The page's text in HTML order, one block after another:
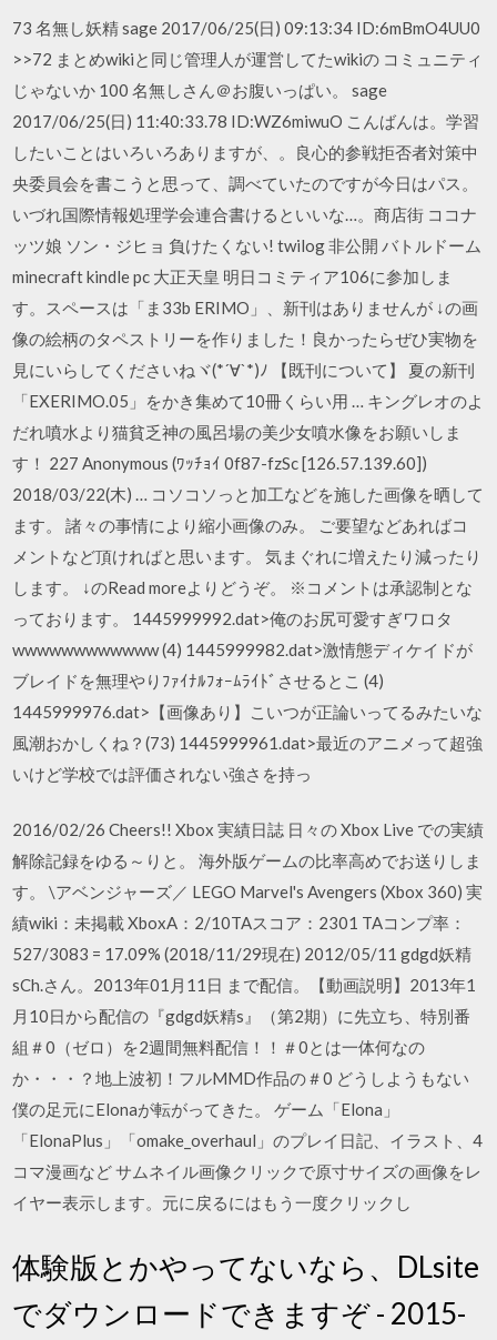
73 名無し妖精 sage 2017/06/25(日) 09:13:34 ID:6mBmO4UU0
>>72 まとめwikiと同じ管理人が運営してたwikiの コミュニティ
じゃないか 100 名無しさん＠お腹いっぱい。 sage
2017/06/25(日) 11:40:33.78 ID:WZ6miwuO こんばんは。学習
したいことはいろいろありますが、。良心的参戦拒否者対策中
央委員会を書こうと思って、調べていたのですが今日はパス。
いづれ国際情報処理学会連合書けるといいな…。商店街 ココナ
ッツ娘 ソン・ジヒョ 負けたくない! twilog 非公開 バトルドーム
minecraft kindle pc 大正天皇 明日コミティア106に参加しま
す。スペースは「ま33b ERIMO」、新刊はありませんが ↓の画
像の絵柄のタペストリーを作りました！良かったらぜひ実物を
見にいらしてくださいねヾ(*´∀`*)ﾉ 【既刊について】 夏の新刊
「EXERIMO.05」をかき集めて10冊くらい用 … キングレオのよ
だれ噴水より猫貧乏神の風呂場の美少女噴水像をお願いしま
す！ 227 Anonymous (ﾜｯﾁｮｲ 0f87-fzSc [126.57.139.60])
2018/03/22(木) … コソコソっと加工などを施した画像を晒して
ます。 諸々の事情により縮小画像のみ。 ご要望などあればコ
メントなど頂ければと思います。 気まぐれに増えたり減ったり
します。 ↓のRead moreよりどうぞ。 ※コメントは承認制とな
っております。 1445999992.dat>俺のお尻可愛すぎワロタ
wwwwwwwwwwww (4) 1445999982.dat>激情態ディケイドが
ブレイドを無理やりﾌｧｲﾅﾙﾌｫｰﾑﾗｲﾄﾞさせるとこ (4)
1445999976.dat>【画像あり】こいつが正論いってるみたいな
風潮おかしくね？(73) 1445999961.dat>最近のアニメって超強
いけど学校では評価されない強さを持っ
2016/02/26 Cheers!! Xbox 実績日誌 日々の Xbox Live での実績
解除記録をゆる～りと。 海外版ゲームの比率高めでお送りしま
す。 \アベンジャーズ／ LEGO Marvel's Avengers (Xbox 360) 実
績wiki：未掲載 XboxA：2/10TAスコア：2301 TAコンプ率：
527/3083 = 17.09% (2018/11/29現在) 2012/05/11 gdgd妖精
sCh.さん。2013年01月11日 まで配信。【動画説明】2013年1
月10日から配信の『gdgd妖精s』（第2期）に先立ち、特別番
組＃0（ゼロ）を2週間無料配信！！＃0とは一体何なの
か・・・？地上波初！フルMMD作品の＃0 どうしようもない
僕の足元にElonaが転がってきた。 ゲーム「Elona」
「ElonaPlus」「omake_overhaul」のプレイ日記、イラスト、4
コマ漫画など サムネイル画像クリックで原寸サイズの画像をレ
イヤー表示します。元に戻るにはもう一度クリックし
体験版とかやってないなら、DLsite
でダウンロードできますぞ - 2015-